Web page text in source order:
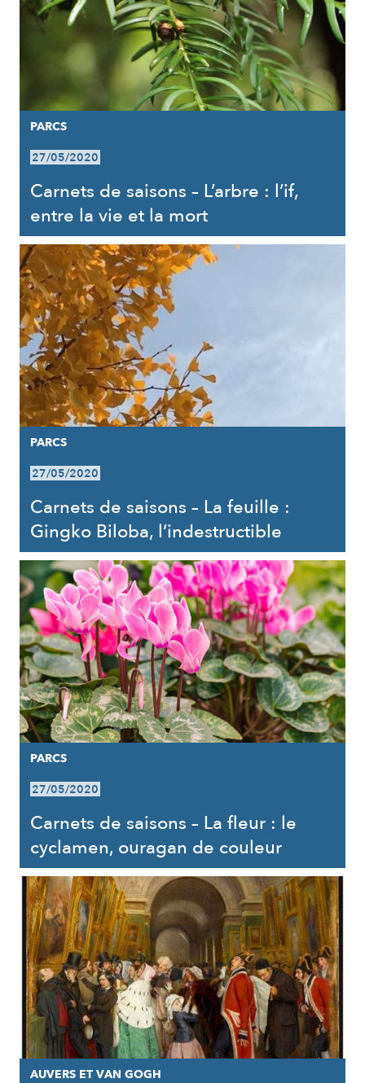
PARCS
27/05/2020
Carnets de saisons – L’arbre : l’if,
entre la vie et la mort
PARCS
27/05/2020
Carnets de saisons – La feuille :
Gingko Biloba, l’indestructible
PARCS
27/05/2020
Carnets de saisons – La fleur : le
cyclamen, ouragan de couleur
AUVERS ET VAN GOGH